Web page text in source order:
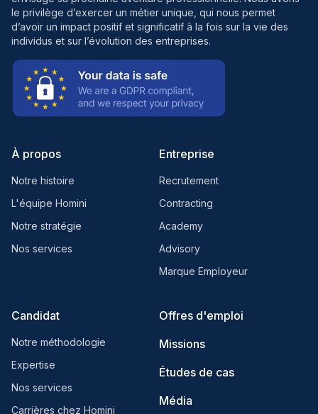
le privilège d’exercer un métier unique, qui nous permet
d’avoir un impact positif et significatif à la fois sur la vie des
individus et sur l’évolution des entreprises.
À propos
Notre histoire
L'équipe Homini
Notre stratégie
Nos services
Entreprise
Recrutement
Contracting
Academy
Advisory
Marque Employeur
Candidat
Notre méthodologie
Expertise
Nos services
Carrières chez Homini
Offres d'emploi
Missions
Études de cas
Média